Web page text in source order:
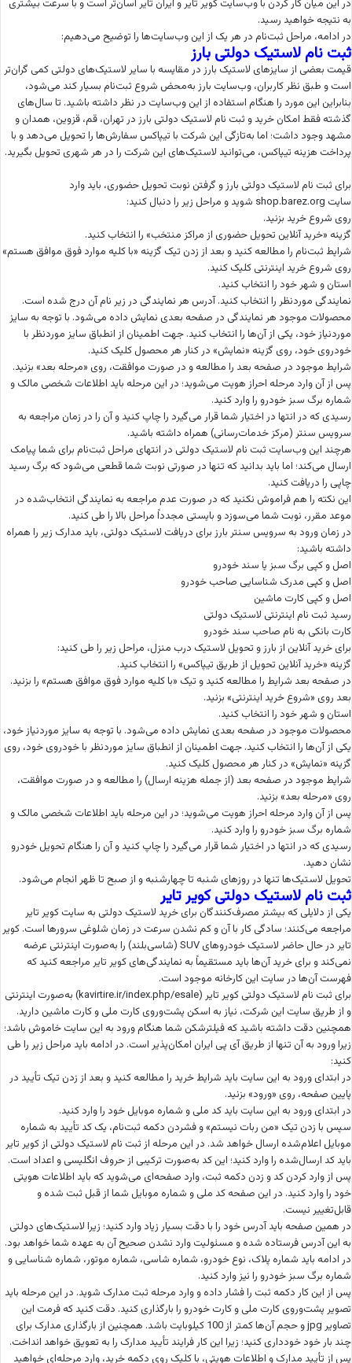
در این میان کار کردن با وب‌سایت کویر تایر و ایران تایر آسان‌تر است و با سرعت بیشتری
به نتیجه خواهید رسید.
در ادامه، مراحل ثبت‌نام در هر یک از این وب‌سایت‌ها را توضیح می‌دهیم:
ثبت نام لاستیک دولتی بارز
قیمت بعضی از سایزهای لاستیک بارز در مقایسه با سایر لاستیک‌های دولتی کمی گران‌تر
است و طبق نظر کاربران، وب‌سایت بارز به‌محض شروع ثبت‌نام بسیار کند می‌شود،
بنابراین این مورد را هنگام استفاده از این وب‌سایت در نظر داشته باشید. تا سال‌های
گذشته فقط امکان خرید و ثبت نام لاستیک دولتی بارز در تهران، قم، قزوین، همدان و
مشهد وجود داشت؛ اما به‌تازگی این شرکت با تیپاکس سفارش‌ها را تحویل می‌دهد و با
پرداخت هزینه تیپاکس، می‌توانید لاستیک‌های این شرکت را در هر شهری تحویل بگیرید.
برای ثبت نام لاستیک دولتی بارز و گرفتن نوبت تحویل حضوری، باید وارد
سایت shop.barez.org شوید و مراحل زیر را دنبال کنید:
روی شروع خرید بزنید.
گزینه «خرید آنلاین تحویل حضوری از مراکز منتخب» را انتخاب کنید.
شرایط ثبت‌نام را مطالعه کنید و بعد از زدن تیک گزینه «با کلیه موارد فوق موافق هستم»
روی شروع خرید اینترنتی کلیک کنید.
استان و شهر خود را انتخاب کنید.
نمایندگی موردنظر را انتخاب کنید. آدرس هر نمایندگی در زیر نام آن درج شده است.
محصولات موجود هر نمایندگی در صفحه بعدی نمایش داده می‌شود. با توجه به سایز
موردنیاز خود، یکی از آن‌ها را انتخاب کنید. جهت اطمینان از انطباق سایز موردنظر با
خودروی خود، روی گزینه «نمایش» در کنار هر محصول کلیک کنید.
شرایط موجود در صفحه بعد را مطالعه و در صورت موافقت، روی «مرحله بعد» بزنید.
پس از آن وارد مرحله احراز هویت می‌شوید؛ در این مرحله باید اطلاعات شخصی مالک و
شماره برگ سبز خودرو را وارد کنید.
رسیدی که در انتها در اختیار شما قرار می‌گیرد را چاپ کنید و آن را در زمان مراجعه به
سرویس سنتر (مرکز خدمات‌رسانی) همراه داشته باشید.
هرچند این وب‌سایت ثبت نام لاستیک دولتی در انتهای مراحل ثبت‌نام برای شما پیامک
ارسال می‌کند؛ اما باید بدانید که تنها در صورتی نوبت شما قطعی می‌شود که برگ رسید
چاپی را دریافت کنید.
این نکته را هم فراموش نکنید که در صورت عدم مراجعه به نمایندگی انتخاب‌شده در
موعد مقرر، نوبت شما می‌سوزد و بایستی مجدداً مراحل بالا را طی کنید.
در زمان ورود به سرویس سنتر بارز برای دریافت لاستیک دولتی، باید مدارک زیر را همراه
داشته باشید:
اصل و کپی برگ سبز یا سند خودرو
اصل و کپی مدرک شناسایی صاحب خودرو
اصل و کپی کارت ماشین
رسید ثبت نام اینترنتی لاستیک دولتی
کارت بانکی به نام صاحب سند خودرو
برای خرید آنلاین از بارز و تحویل لاستیک درب منزل، مراحل زیر را طی کنید:
گزینه «خرید آنلاین تحویل از طریق تیپاکس» را انتخاب کنید.
در صفحه بعد شرایط را مطالعه کنید و تیک «با کلیه موارد فوق موافق هستم» را بزنید.
بعد روی «شروع خرید اینترنتی» بزنید.
استان و شهر خود را انتخاب کنید.
محصولات موجود در صفحه بعدی نمایش داده می‌شود. با توجه به سایز موردنیاز خود،
یکی از آن‌ها را انتخاب کنید. جهت اطمینان از انطباق سایز موردنظر با خودروی خود، روی
گزینه «نمایش» در کنار هر محصول کلیک کنید.
شرایط موجود در صفحه بعد (از جمله هزینه ارسال) را مطالعه و در صورت موافقت،
روی «مرحله بعد» بزنید.
پس از آن وارد مرحله احراز هویت می‌شوید؛ در این مرحله باید اطلاعات شخصی مالک و
شماره برگ سبز خودرو را وارد کنید.
رسیدی که در انتها در اختیار شما قرار می‌گیرد را چاپ کنید و آن را هنگام تحویل خودرو
نشان دهید.
تحویل لاستیک‌ها تنها در روزهای شنبه تا چهارشنبه و از صبح تا ظهر انجام می‌شود.
ثبت نام لاستیک دولتی کویر تایر
یکی از دلایلی که بیشتر مصرف‌کنندگان برای خرید لاستیک دولتی به سایت کویر تایر
مراجعه می‌کنند؛ سادگی کار با آن و کم نشدن سرعت در زمان شلوغی سرورها است. کویر
تایر در حال حاضر لاستیک خودروهای SUV (شاسی‌بلند) را به‌صورت اینترنتی عرضه
نمی‌کند و برای خرید آن‌ها باید مستقیماً به نمایندگی‌های کویر تایر مراجعه کنید که
فهرست آن‌ها در سایت این کارخانه موجود است.
برای ثبت نام لاستیک دولتی کویر تایر (kavirtire.ir/index.php/esale) به‌صورت اینترنتی
و از طریق سایت این شرکت، نیاز به اسکن پشت‌وروی کارت ملی و کارت ماشین دارید.
همچنین دقت داشته باشید که فیلترشکن شما هنگام ورود به این سایت خاموش باشد؛
زیرا ورود به آن تنها از طریق آی پی ایران امکان‌پذیر است. در ادامه باید مراحل زیر را طی
کنید:
در ابتدای ورود به این سایت باید شرایط خرید را مطالعه کنید و بعد از زدن تیک تأیید در
پایین صفحه، روی «ورود» بزنید.
در ابتدای ورود به این سایت باید کد ملی و شماره موبایل خود را وارد کنید.
سپس با زدن تیک «من ربات نیستم» و فشردن دکمه ثبت‌نام، یک کد تأیید به شماره
موبایل اعلام‌شده ارسال خواهد شد. در این مرحله از ثبت نام لاستیک دولتی از کویر تایر
باید کد ارسال‌شده را وارد کنید؛ این کد به‌صورت ترکیبی از حروف انگلیسی و اعداد است.
پس از وارد کردن کد و زدن دکمه ثبت، وارد صفحه‌ای می‌شوید که باید اطلاعات هویتی
خود را وارد کنید. در این صفحه کد ملی و شماره موبایل شما از قبل ثبت شده و
قابل‌تغییر نیست.
در همین صفحه باید آدرس خود را با دقت بسیار زیاد وارد کنید؛ زیرا لاستیک‌های دولتی
به این آدرس فرستاده شده و مسئولیت وارد نشدن صحیح آن به عهده شما خواهد بود.
در ادامه باید شماره پلاک، نوع خودرو، شماره شاسی، شماره موتور، شماره شناسایی و
شماره برگ سبز خودرو را نیز وارد کنید.
پس از این کار دکمه ثبت را فشار داده و وارد مرحله ثبت مدارک شوید. در این مرحله باید
تصویر پشت‌وروی کارت ملی و کارت خودرو را بارگذاری کنید. دقت کنید که فرمت این
تصاویر jpg و حجم آن‌ها کمتر از 100 کیلوبایت باشد. همچنین از بارگذاری مدارک برای
چند بار خود خودداری کنید؛ زیرا این کار فرایند تأیید مدارک را به تعویق خواهد انداخت.
پس از تأیید مدارک و اطلاعات هویتی، با کلیک روی دکمه خرید، وارد مرحله‌ای خواهید